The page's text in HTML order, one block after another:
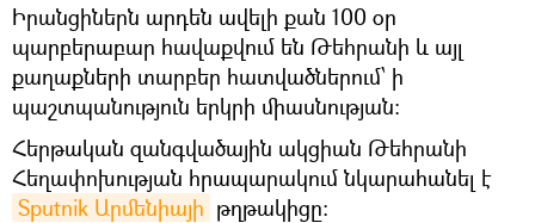
Իրանցիներն արդեն ավելի քան 100 օր
պարբերաբար հավաքվում են Թեհրանի և այլ
քաղաքների տարբեր հատվածներում՝ ի
պաշտպանություն երկրի միասնության:
Հերթական զանգվածային ակցիան Թեհրանի
Հեղափոխության հրապարակում նկարահանել է
Sputnik Արմենիայի թղթակիցը։